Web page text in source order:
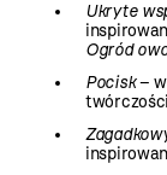
Ukryte
Ogród
Pocisk–